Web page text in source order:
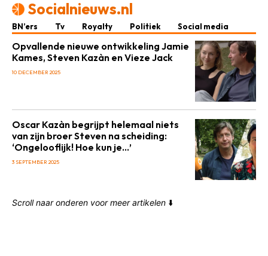
Socialnieuws.nl
BN’ers Tv Royalty Politiek Social media
Opvallende nieuwe ontwikkeling Jamie
Kames, Steven Kazàn en Vieze Jack
10 DECEMBER 2025
Oscar Kazàn begrijpt helemaal niets
van zijn broer Steven na scheiding:
‘Ongelooflijk! Hoe kun je…’
3 SEPTEMBER 2025
Scroll naar onderen voor meer artikelen ⬇️